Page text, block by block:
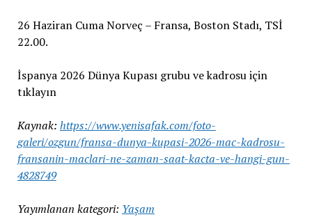
26 Haziran Cuma Norveç – Fransa, Boston Stadı, TSİ
22.00.
İspanya 2026 Dünya Kupası grubu ve kadrosu için
tıklayın
Kaynak: https://www.yenisafak.com/foto-
galeri/ozgun/fransa-dunya-kupasi-2026-mac-kadrosu-
fransanin-maclari-ne-zaman-saat-kacta-ve-hangi-gun-
4828749
Yayımlanan kategori: Yaşam